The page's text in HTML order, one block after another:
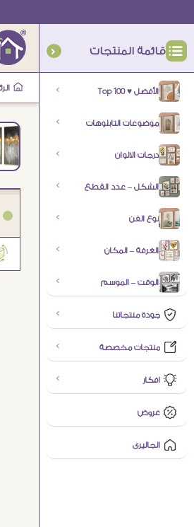
قائمة المنتجات
الأفضل ♥ Top 100
موضوعات التابلوهات
درجات الالوان
الشكل – عدد القطع
نوع الفن
الغرفة – المكان
الوقت – الموسم
جودة منتجاتنا
منتجات مخصصة
افكار
عروض
الجاليرى